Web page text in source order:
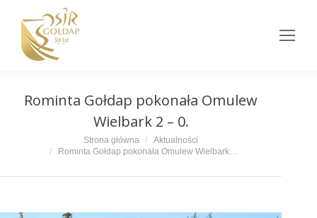
Rominta Gołdap pokonała Omulew
Wielbark 2 – 0.
Strona główna
Aktualności
Rominta Gołdap pokonała Omulew Wielbark…